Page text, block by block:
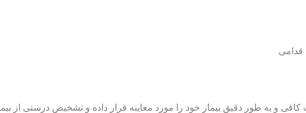
قدامی
و به طور دقیق بیمار خود را مورد معاینه قرار داده و تشخیص درستی از